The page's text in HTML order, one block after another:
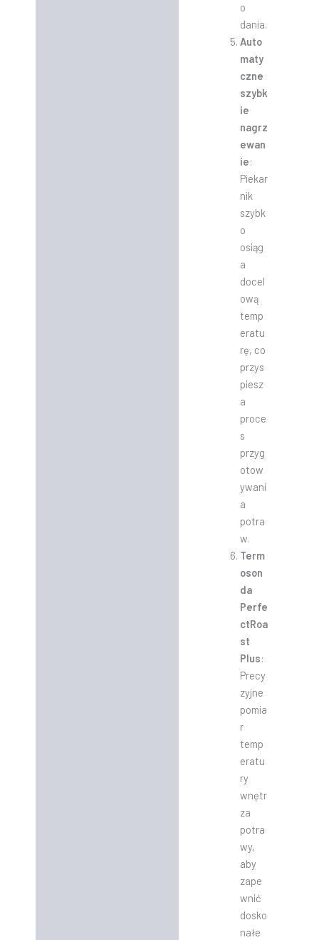
o
dania.
Auto
maty
czne
szybk
ie
nagrz
ewan
ie:
Piekar
nik
szybk
o
osiąg
a
docel
ową
temp
eratu
rę, co
przys
piesz
a
proce
s
przyg
otow
ywani
a
potra
w.
Term
oson
da
Perfe
ctRoa
st
Plus:
Precy
zyjne
pomia
r
temp
eratu
ry
wnętr
za
potra
wy,
aby
zape
wnić
dosko
nałe